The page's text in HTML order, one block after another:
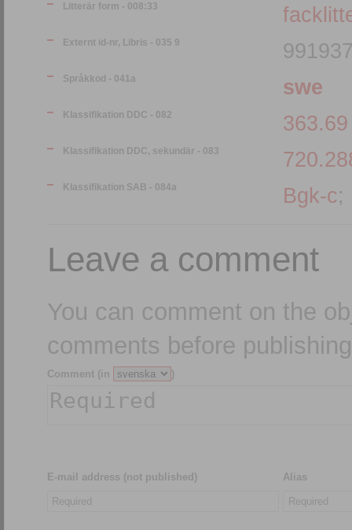
Litterär form - 008:33
Externt id-nr, Libris - 035 9
Språkkod - 041a swe
Klassifikation DDC - 082 363.69
Klassifikation DDC, sekundär - 083
Klassifikation SAB - 084a Bgk-c;
Leave a comment
You can comment on the
comments before
Comment (in )
E-mail address (not published) Alias